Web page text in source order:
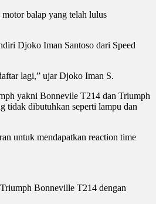
balap yang telah lulus
Djoko Iman Santoso dari Speed
lagi,” ujar Djoko Iman S.
yakni Bonnevile T214 dan Triumph
tidak dibutuhkan seperti lampu dan
untuk mendapatkan reaction time
Bonneville T214 dengan